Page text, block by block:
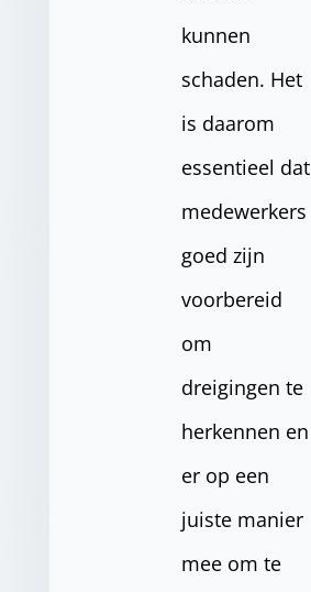
kunnen
schaden. Het
is daarom
essentieel dat
medewerkers
goed zijn
voorbereid
om
dreigingen te
herkennen en
er op een
juiste manier
mee om te